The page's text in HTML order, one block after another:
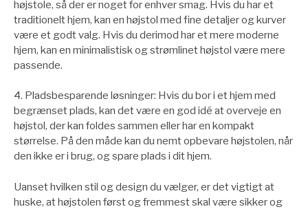
højstole, så der er noget for enhver smag. Hvis du har et
traditionelt hjem, kan en højstol med fine detaljer og kurver
være et godt valg. Hvis du derimod har et mere moderne
hjem, kan en minimalistisk og strømlinet højstol være mere
passende.
4. Pladsbesparende løsninger: Hvis du bor i et hjem med
begrænset plads, kan det være en god idé at overveje en
højstol, der kan foldes sammen eller har en kompakt
størrelse. På den måde kan du nemt opbevare højstolen, når
den ikke er i brug, og spare plads i dit hjem.
Uanset hvilken stil og design du vælger, er det vigtigt at
huske, at højstolen først og fremmest skal være sikker og